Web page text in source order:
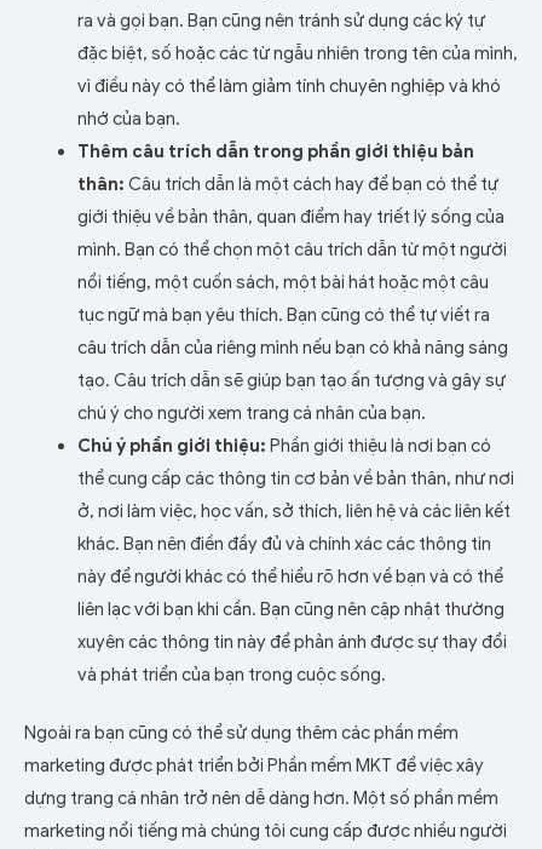
ra và gọi bạn. Bạn cũng nên tránh sử dụng các ký tự
đặc biệt, số hoặc các từ ngẫu nhiên trong tên của mình,
vì điều này có thể làm giảm tính chuyên nghiệp và khó
nhớ của bạn.
Thêm câu trích dẫn trong phần giới thiệu bản
thân: Câu trích dẫn là một cách hay để bạn có thể tự
giới thiệu về bản thân, quan điểm hay triết lý sống của
mình. Bạn có thể chọn một câu trích dẫn từ một người
nổi tiếng, một cuốn sách, một bài hát hoặc một câu
tục ngữ mà bạn yêu thích. Bạn cũng có thể tự viết ra
câu trích dẫn của riêng mình nếu bạn có khả năng sáng
tạo. Câu trích dẫn sẽ giúp bạn tạo ấn tượng và gây sự
chú ý cho người xem trang cá nhân của bạn.
Chú ý phần giới thiệu: Phần giới thiệu là nơi bạn có
thể cung cấp các thông tin cơ bản về bản thân, như nơi
ở, nơi làm việc, học vấn, sở thích, liên hệ và các liên kết
khác. Bạn nên điền đầy đủ và chính xác các thông tin
này để người khác có thể hiểu rõ hơn về bạn và có thể
liên lạc với bạn khi cần. Bạn cũng nên cập nhật thường
xuyên các thông tin này để phản ánh được sự thay đổi
và phát triển của bạn trong cuộc sống.
Ngoài ra bạn cũng có thể sử dụng thêm các phần mềm
marketing được phát triển bởi Phần mềm MKT để việc xây
dựng trang cá nhân trở nên dễ dàng hơn. Một số phần mềm
marketing nổi tiếng mà chúng tôi cung cấp được nhiều người